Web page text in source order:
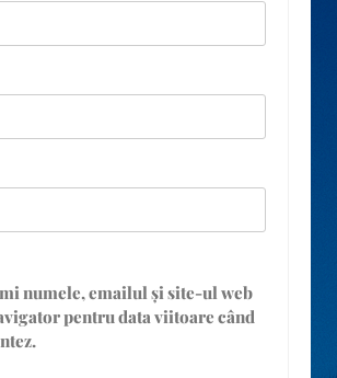
numele, emailul și site-ul web
pentru data viitoare când